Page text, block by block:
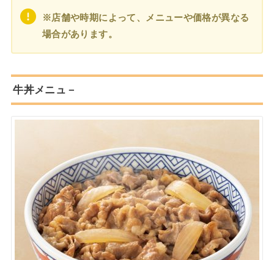
※店舗や時期によって、メニューや価格が異なる
場合があります。
牛丼メニュ－